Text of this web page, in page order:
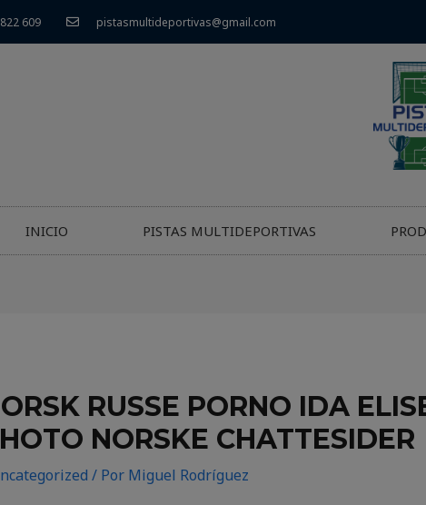
609 pistasmultideportivas@gmail.com
INICIO PISTAS MULTIDEPORTIVAS
RUSSE PORNO IDA
NORSKE CHATTESIDER
/ Por Miguel Rodríguez